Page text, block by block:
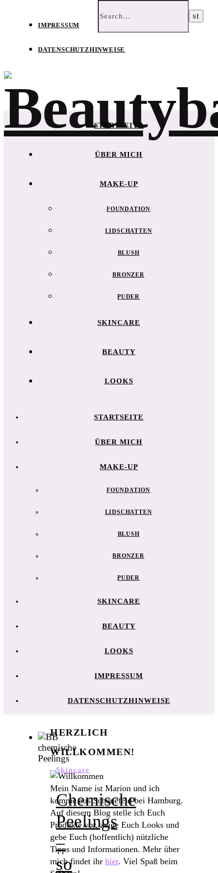
IMPRESSUM
DATENSCHUTZHINWEISE
STARTSEITE
ÜBER MICH
MAKE-UP
FOUNDATION
LIDSCHATTEN
BLUSH
BRONZER
PUDER
SKINCARE
BEAUTY
LOOKS
STARTSEITE
ÜBER MICH
MAKE-UP
FOUNDATION
LIDSCHATTEN
BLUSH
BRONZER
PUDER
SKINCARE
BEAUTY
LOOKS
IMPRESSUM
DATENSCHUTZHINWEISE
Skincare
Chemische
Peelings
–
so
HERZLICH
WILLKOMMEN!
Mein Name ist Marion und ich
komme aus Schenefeld bei Hamburg.
Auf diesem Blog stelle ich Euch
Produkte vor, zeige Euch Looks und
gebe Euch (hoffentlich) nützliche
Tipps und Informationen. Mehr über
mich findet ihr hier. Viel Spaß beim